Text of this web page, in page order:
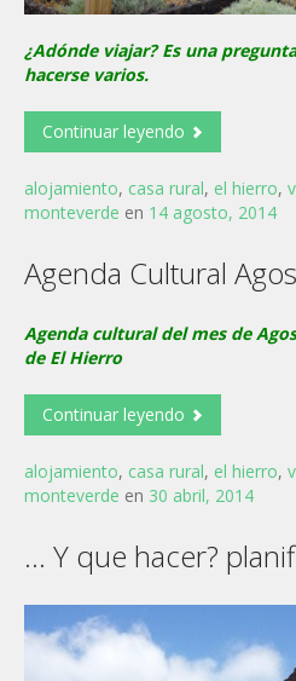
¿Adónde viajar? Es una
hacerse varios.
Continuar leyendo
alojamiento, casa rural, el hierro,
monteverde en 14 agosto, 2014
Agenda Cultural
Agenda cultural del mes de
de El Hierro
Continuar leyendo
alojamiento, casa rural, el hierro,
monteverde en 30 abril, 2014
… Y que hacer?